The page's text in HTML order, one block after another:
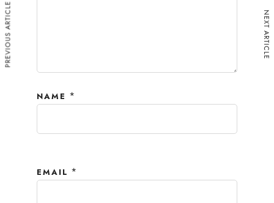
NAME *
EMAIL *
PREVIOUS ARTICLE NEXT ARTICLE